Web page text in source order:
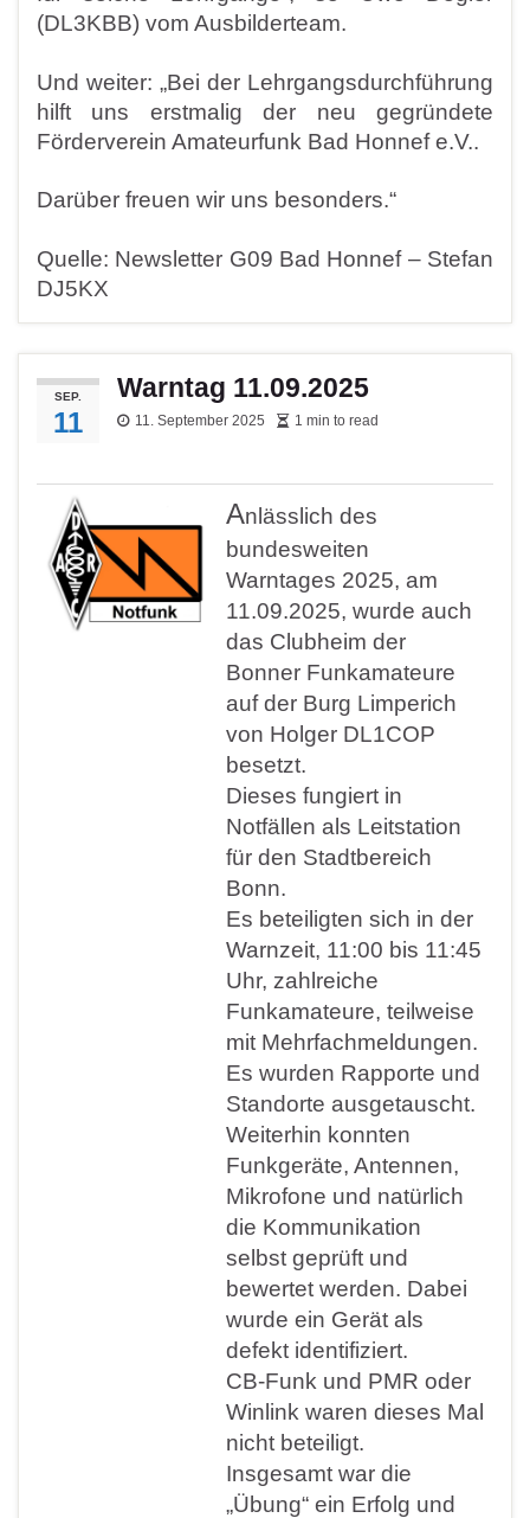
(DL3KBB) vom Ausbilderteam.
Und weiter: „Bei der Lehrgangsdurchführung
hilft uns erstmalig der neu gegründete
Förderverein Amateurfunk Bad Honnef e.V..
Darüber freuen wir uns besonders.“
Quelle: Newsletter G09 Bad Honnef – Stefan
DJ5KX
SEP.
11
Warntag 11.09.2025
11. September 2025 1 min to read
Anlässlich des
bundesweiten
Warntages 2025, am
11.09.2025, wurde auch
das Clubheim der
Bonner Funkamateure
auf der Burg Limperich
von Holger DL1COP
besetzt.
Dieses fungiert in
Notfällen als Leitstation
für den Stadtbereich
Bonn.
Es beteiligten sich in der
Warnzeit, 11:00 bis 11:45
Uhr, zahlreiche
Funkamateure, teilweise
mit Mehrfachmeldungen.
Es wurden Rapporte und
Standorte ausgetauscht.
Weiterhin konnten
Funkgeräte, Antennen,
Mikrofone und natürlich
die Kommunikation
selbst geprüft und
bewertet werden. Dabei
wurde ein Gerät als
defekt identifiziert.
CB-Funk und PMR oder
Winlink waren dieses Mal
nicht beteiligt.
Insgesamt war die
„Übung“ ein Erfolg und